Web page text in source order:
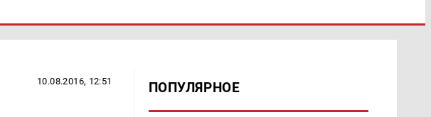
10.08.2016, 12:51 ПОПУЛЯРНОЕ